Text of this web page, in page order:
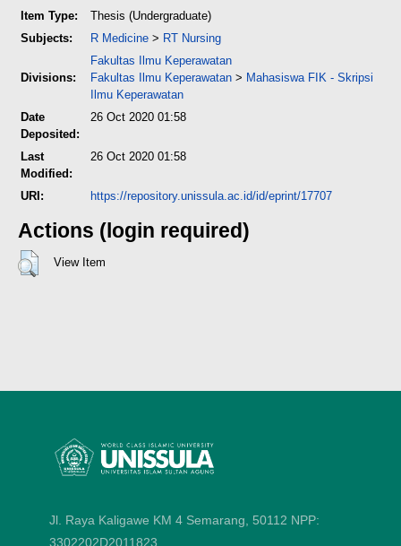
Item Type:
Thesis (Undergraduate)
Subjects:
R Medicine > RT Nursing
Divisions:
Fakultas Ilmu Keperawatan
Fakultas Ilmu Keperawatan > Mahasiswa FIK - Skripsi
Ilmu Keperawatan
Date
Deposited:
26 Oct 2020 01:58
Last
Modified:
26 Oct 2020 01:58
URI: https://repository.unissula.ac.id/id/eprint/17707
Actions (login required)
View Item
Jl. Raya Kaligawe KM 4 Semarang, 50112 NPP:
3302202D2011823